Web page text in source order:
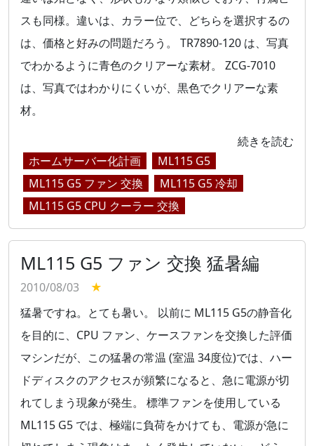
スも同様。違いは、カラー位で、どちらを選択するの
は、価格と好みの問題だろう。 TR7890-120 は、写真
でわかるように青色のクリアーな素材。 ZCG-7010
は、写真ではわかりにくいが、黒色でクリアーな素
材。
続きを読む
ホームサーバー化計画
ML115 G5
ML115 G5 ファン 交換
ML115 G5 冷却
ML115 G5 CPU クーラー 交換
ML115 G5 ファン 交換 猛暑編
2010/08/03
★
猛暑ですね。とても暑い。 以前に ML115 G5の静音化
を目的に、CPU ファン、ケースファンを交換した評価
マシンだが、この猛暑の常温 (室温 34度位)では、ハー
ドディスクのアクセスが頻繁になると、急に電源が切
れてしまう現象が発生。 標準ファンを使用している
ML115 G5 では、極端に負荷をかけても、電源が急に